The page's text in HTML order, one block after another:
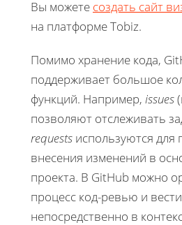
Вы можете создать сайт
на платформе Tobiz.
Помимо хранение кода,
поддерживает большое
функций. Например, issues
позволяют отслеживать
requests используются для
внесения изменений в
проекта. В GitHub можно
процесс код-ревью и
непосредственно в